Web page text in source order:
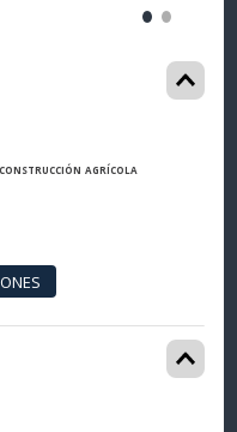
CONSTRUCCIÓN AGRÍCOLA